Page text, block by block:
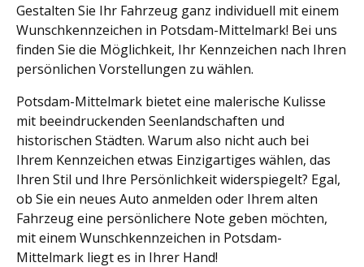
Gestalten Sie Ihr Fahrzeug ganz individuell mit einem
Wunschkennzeichen in Potsdam-Mittelmark! Bei uns
finden Sie die Möglichkeit, Ihr Kennzeichen nach Ihren
persönlichen Vorstellungen zu wählen.
Potsdam-Mittelmark bietet eine malerische Kulisse
mit beeindruckenden Seenlandschaften und
historischen Städten. Warum also nicht auch bei
Ihrem Kennzeichen etwas Einzigartiges wählen, das
Ihren Stil und Ihre Persönlichkeit widerspiegelt? Egal,
ob Sie ein neues Auto anmelden oder Ihrem alten
Fahrzeug eine persönlichere Note geben möchten,
mit einem Wunschkennzeichen in Potsdam-
Mittelmark liegt es in Ihrer Hand!